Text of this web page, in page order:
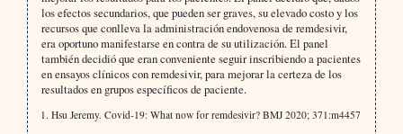
los efectos secundarios, que pueden ser graves, su elevado costo y los
recursos que conlleva la administración endovenosa de remdesivir,
era oportuno manifestarse en contra de su utilización. El panel
también decidió que eran conveniente seguir inscribiendo a pacientes
en ensayos clínicos con remdesivir, para mejorar la certeza de los
resultados en grupos específicos de paciente.
Hsu Jeremy. Covid-19: What now for remdesivir? BMJ 2020; 371:m4457